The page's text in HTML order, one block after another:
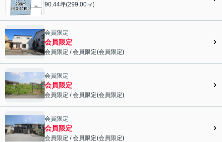
90.44坪(299.00㎡)
会員限定">
会員限定
会員限定
会員限定 /会員限定(会員限定)
会員限定">
会員限定
会員限定
会員限定 /会員限定(会員限定)
会員限定
会員限定
会員限定 /会員限定(会員限定)